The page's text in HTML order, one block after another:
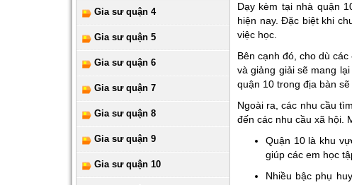
Gia sư quận 4
Gia sư quận 5
Gia sư quận 6
Gia sư quận 7
Gia sư quận 8
Gia sư quận 9
Gia sư quận 10
Dạy kèm tại nhà quận
hiện nay. Đặc biệt khi
việc học.
Bên cạnh đó, cho dù
và giảng giải sẽ mang
quận 10 trong địa bàn
Ngoài ra, các nhu cầu tìm
đến các nhu cầu xã hội.
Quận 10 là khu
giúp các em học
Nhiều bậc phụ